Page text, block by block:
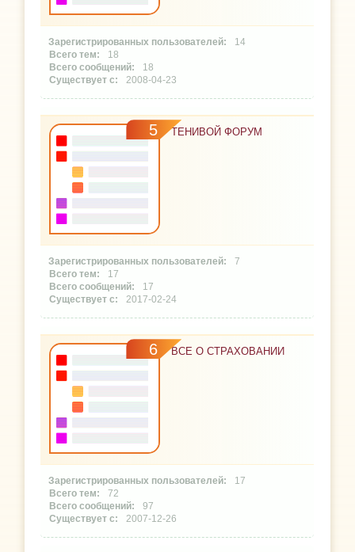
14
18
18
2008-04-23
5 ТЕНИВОЙ ФОРУМ
7
17
17
2017-02-24
6 ВСЕ О СТРАХОВАНИИ
17
72
97
2007-12-26